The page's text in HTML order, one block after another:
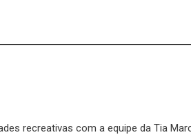
recreativas com a equipe da Tia